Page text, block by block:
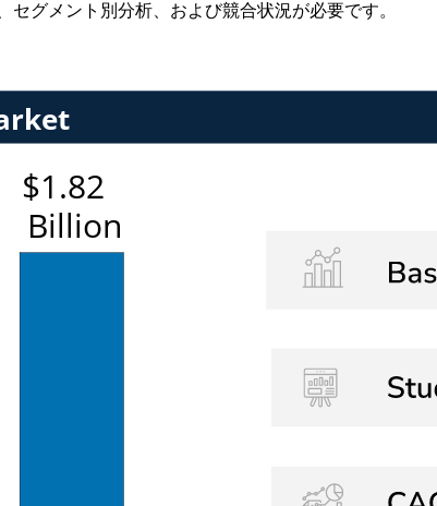
セグメント別分析、および競合状況が必要です。